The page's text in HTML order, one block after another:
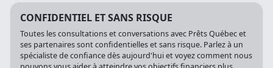
CONFIDENTIEL ET SANS RISQUE
Toutes les consultations et conversations avec Prêts Québec et
ses partenaires sont confidentielles et sans risque. Parlez à un
spécialiste de confiance dès aujourd'hui et voyez comment nous